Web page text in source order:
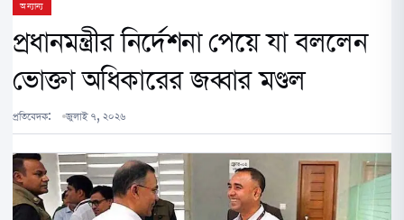
অন্যান্য
প্রধানমন্ত্রীর নির্দেশনা পেয়ে যা বললেন
ভোক্তা অধিকারের জব্বার মণ্ডল
প্রতিবেদক: জুলাই ৭, ২০২৬